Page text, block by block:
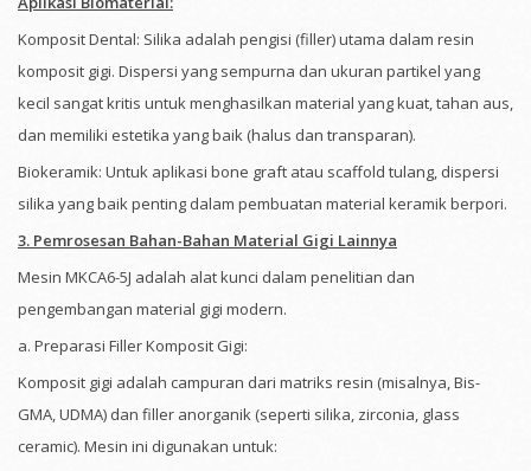
Komposit Dental: Silika adalah pengisi (filler) utama dalam resin
komposit gigi. Dispersi yang sempurna dan ukuran partikel yang
kecil sangat kritis untuk menghasilkan material yang kuat, tahan aus,
dan memiliki estetika yang baik (halus dan transparan).
Biokeramik: Untuk aplikasi bone graft atau scaffold tulang, dispersi
silika yang baik penting dalam pembuatan material keramik berpori.
3. Pemrosesan Bahan-Bahan Material Gigi Lainnya
Mesin MKCA6-5J adalah alat kunci dalam penelitian dan
pengembangan material gigi modern.
a. Preparasi Filler Komposit Gigi:
Komposit gigi adalah campuran dari matriks resin (misalnya, Bis-
GMA, UDMA) dan filler anorganik (seperti silika, zirconia, glass
ceramic). Mesin ini digunakan untuk: